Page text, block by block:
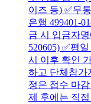
이즈 등) ✅무
은행 499401-
금 시 입금자
520605) ✅평
시 이후 확인
하고 단체참가
정은 접수 마
제 후에는 직